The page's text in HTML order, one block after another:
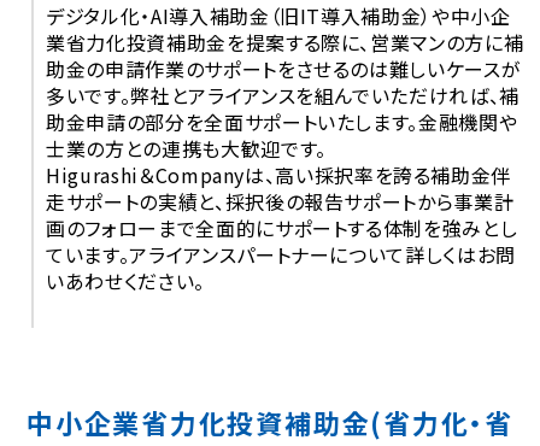
デジタル化・AI導入補助金（旧IT導入補助金）や中小企
業省力化投資補助金を提案する際に、営業マンの方に補
助金の申請作業のサポートをさせるのは難しいケースが
多いです。弊社とアライアンスを組んでいただければ、補
助金申請の部分を全面サポートいたします。金融機関や
士業の方との連携も大歓迎です。
Higurashi＆Companyは、高い採択率を誇る補助金伴
走サポートの実績と、採択後の報告サポートから事業計
画のフォローまで全面的にサポートする体制を強みとし
ています。アライアンスパートナーについて詳しくはお問
いあわせください。
中小企業省力化投資補助金(省力化・省